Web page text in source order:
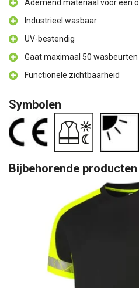
Ademend materiaal voor een
Industrieel wasbaar
UV-bestendig
Gaat maximaal 50
Functionele zichtbaarheid
Symbolen
Bijbehorende producten